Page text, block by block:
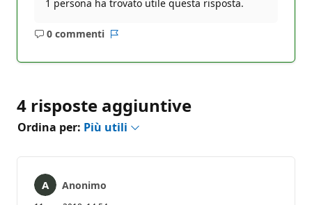
1 persona ha trovato utile questa risposta.
0 commenti
Nessun
4 risposte aggiuntive
Ordina per: Più utili
Anonimo